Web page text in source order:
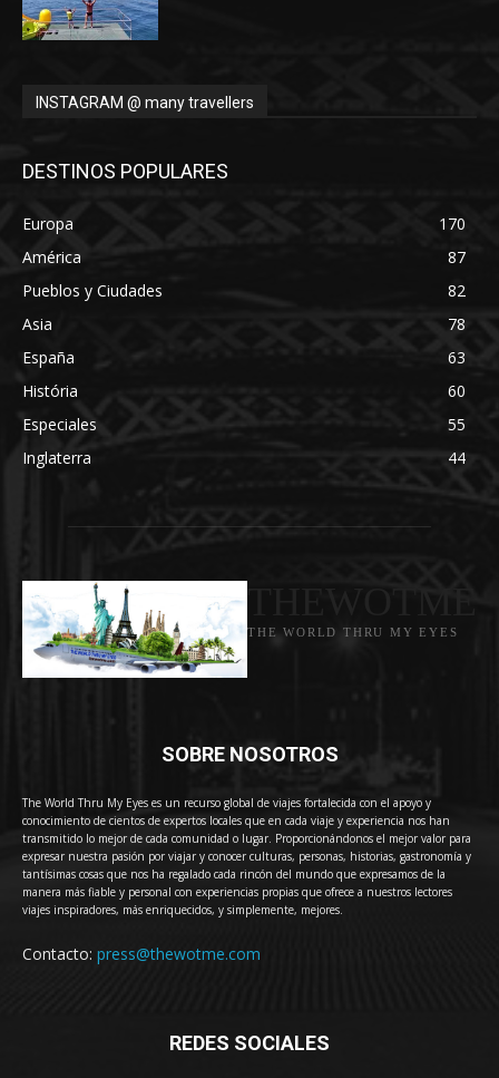
INSTAGRAM @ many travellers
DESTINOS POPULARES
Europa
170
América
87
Pueblos y Ciudades
82
Asia
78
España
63
História
60
Especiales
55
Inglaterra
44
THE WORLD THRU MY EYES
SOBRE NOSOTROS
The World Thru My Eyes es un recurso global de viajes fortalecida con el apoyo y
conocimiento de cientos de expertos locales que en cada viaje y experiencia nos han
transmitido lo mejor de cada comunidad o lugar. Proporcionándonos el mejor valor para
expresar nuestra pasión por viajar y conocer culturas, personas, historias, gastronomía y
tantísimas cosas que nos ha regalado cada rincón del mundo que expresamos de la
manera más fiable y personal con experiencias propias que ofrece a nuestros lectores
viajes inspiradores, más enriquecidos, y simplemente, mejores.
Contacto: press@thewotme.com
REDES SOCIALES